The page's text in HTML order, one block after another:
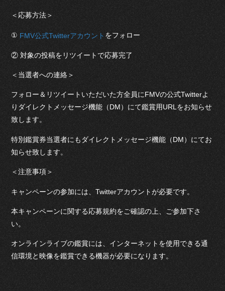
＜応募方法＞
① FMV公式Twitterアカウント をフォロー
② 対象の投稿をリツイートで応募完了
＜当選者への連絡＞
フォロー＆リツイートいただいた方全員にFMVの公式Twitterよ
りダイレクトメッセージ機能（DM）にて鑑賞用URLをお知らせ
致します。
特別鑑賞券当選者にもダイレクトメッセージ機能（DM）にてお
知らせ致します。
＜注意事項＞
キャンペーンの参加には、Twitterアカウントが必要です。
本キャンペーンに関する応募規約をご確認の上、ご参加下さ
い。
オンラインライブの鑑賞には、インターネットを使用できる通
信環境と映像を鑑賞できる機器が必要になります。